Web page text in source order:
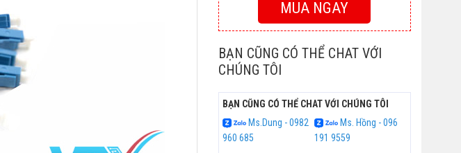
MUA NGAY
BẠN CŨNG CÓ THỂ CHAT VỚI
CHÚNG TÔI
BẠN CŨNG CÓ THỂ CHAT VỚI CHÚNG TÔI
Ms.Dung - 0982
960 685
Ms. Hồng - 096
191 9559